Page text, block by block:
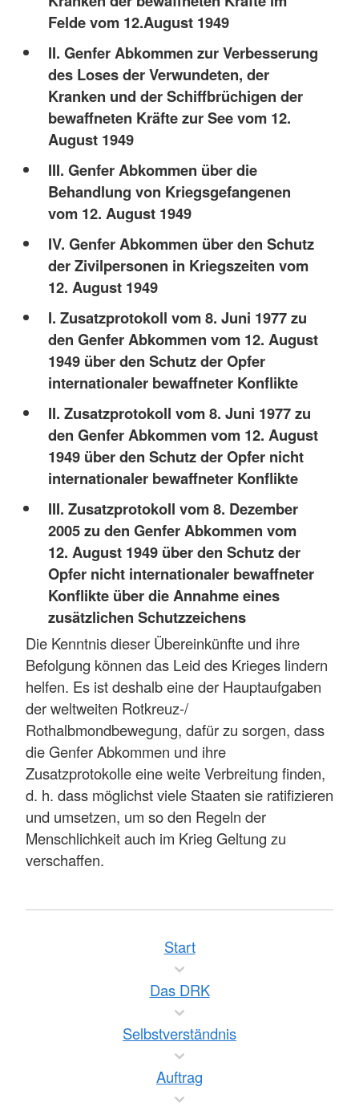
Felde vom 12.August 1949
II. Genfer Abkommen zur Verbesserung
des Loses der Verwundeten, der
Kranken und der Schiffbrüchigen der
bewaffneten Kräfte zur See vom 12.
August 1949
III. Genfer Abkommen über die
Behandlung von Kriegsgefangenen
vom 12. August 1949
IV. Genfer Abkommen über den Schutz
der Zivilpersonen in Kriegszeiten vom
12. August 1949
I. Zusatzprotokoll vom 8. Juni 1977 zu
den Genfer Abkommen vom 12. August
1949 über den Schutz der Opfer
internationaler bewaffneter Konflikte
II. Zusatzprotokoll vom 8. Juni 1977 zu
den Genfer Abkommen vom 12. August
1949 über den Schutz der Opfer nicht
internationaler bewaffneter Konflikte
III. Zusatzprotokoll vom 8. Dezember
2005 zu den Genfer Abkommen vom
12. August 1949 über den Schutz der
Opfer nicht internationaler bewaffneter
Konflikte über die Annahme eines
zusätzlichen Schutzzeichens
Die Kenntnis dieser Übereinkünfte und ihre
Befolgung können das Leid des Krieges lindern
helfen. Es ist deshalb eine der Hauptaufgaben
der weltweiten Rotkreuz-/
Rothalbmondbewegung, dafür zu sorgen, dass
die Genfer Abkommen und ihre
Zusatzprotokolle eine weite Verbreitung finden,
d. h. dass möglichst viele Staaten sie ratifizieren
und umsetzen, um so den Regeln der
Menschlichkeit auch im Krieg Geltung zu
verschaffen.
Start
Das DRK
Selbstverständnis
Auftrag